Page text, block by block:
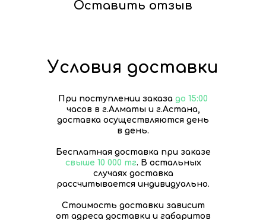
Оставить отзыв
При поступлении заказа до 15:00
часов в г.Алматы и г.Астана,
доставка осуществляются день
в день.
Бесплатная доставка при заказе
свыше 10 000 тг. В остальных
случаях доставка
рассчитывается индивидуально.
Стоимость доставки зависит
от адреса доставки и габаритов
Условия доставки